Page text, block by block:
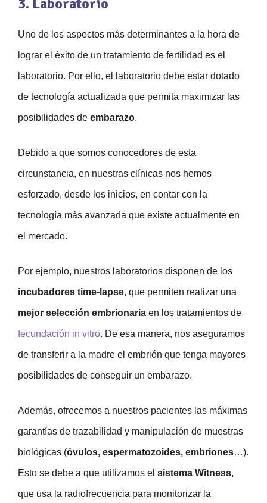
3. Laboratorio
Uno de los aspectos más determinantes a la hora de
lograr el éxito de un tratamiento de fertilidad es el
laboratorio. Por ello, el laboratorio debe estar dotado
de tecnología actualizada que permita maximizar las
posibilidades de embarazo.
Debido a que somos conocedores de esta
circunstancia, en nuestras clínicas nos hemos
esforzado, desde los inicios, en contar con la
tecnología más avanzada que existe actualmente en
el mercado.
Por ejemplo, nuestros laboratorios disponen de los
incubadores time-lapse, que permiten realizar una
mejor selección embrionaria en los tratamientos de
fecundación in vitro. De esa manera, nos aseguramos
de transferir a la madre el embrión que tenga mayores
posibilidades de conseguir un embarazo.
Además, ofrecemos a nuestros pacientes las máximas
garantías de trazabilidad y manipulación de muestras
biológicas (óvulos, espermatozoides, embriones…).
Esto se debe a que utilizamos el sistema Witness,
que usa la radiofrecuencia para monitorizar la